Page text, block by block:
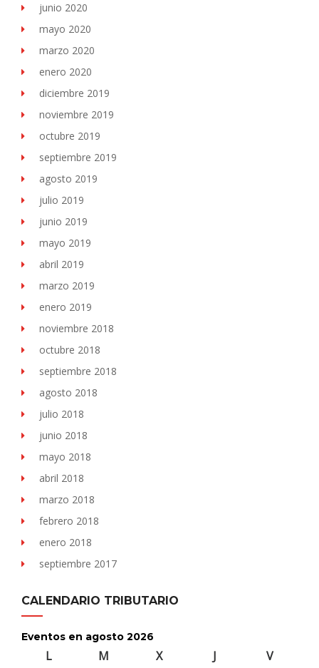
junio 2020
mayo 2020
marzo 2020
enero 2020
diciembre 2019
noviembre 2019
octubre 2019
septiembre 2019
agosto 2019
julio 2019
junio 2019
mayo 2019
abril 2019
marzo 2019
enero 2019
noviembre 2018
octubre 2018
septiembre 2018
agosto 2018
julio 2018
junio 2018
mayo 2018
abril 2018
marzo 2018
febrero 2018
enero 2018
septiembre 2017
CALENDARIO TRIBUTARIO
Eventos en agosto 2026
L M Xmiércoles J Vviernes